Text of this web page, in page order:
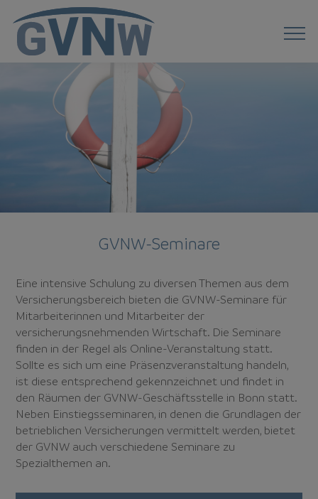
GVNW-Seminare
Eine intensive Schulung zu diversen Themen aus dem
Versicherungsbereich bieten die GVNW-Seminare für
Mitarbeiterinnen und Mitarbeiter der
versicherungsnehmenden Wirtschaft. Die Seminare
finden in der Regel als Online-Veranstaltung statt.
Sollte es sich um eine Präsenzveranstaltung handeln,
ist diese entsprechend gekennzeichnet und findet in
den Räumen der GVNW-Geschäftsstelle in Bonn statt.
Neben Einstiegsseminaren, in denen die Grundlagen der
betrieblichen Versicherungen vermittelt werden, bietet
der GVNW auch verschiedene Seminare zu
Spezialthemen an.